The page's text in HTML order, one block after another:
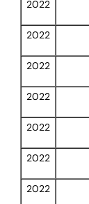
2022
2022
2022
2022
2022
2022
2022